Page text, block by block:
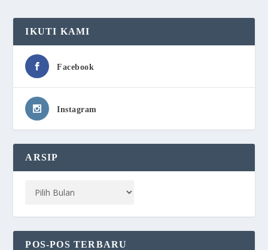
IKUTI KAMI
Facebook
Instagram
ARSIP
POS-POS TERBARU